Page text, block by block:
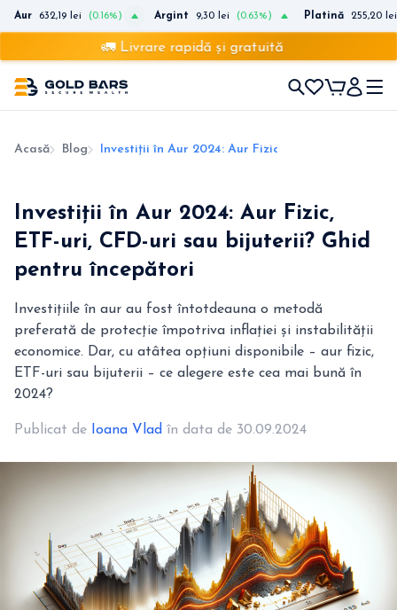
Aur 632,19 lei (0.16%) Argint 9,30 lei (0.63%) Platină 255,20 lei
🚛 Livrare rapidă și gratuită
Acasă Blog Investiții în Aur 2024: Aur Fizic, ETF-uri, CFD-uri
Investiții în Aur 2024: Aur Fizic,
ETF-uri, CFD-uri sau bijuterii? Ghid
pentru începători
Investițiile în aur au fost întotdeauna o metodă
preferată de protecție împotriva inflației și instabilității
economice. Dar, cu atâtea opțiuni disponibile – aur fizic,
ETF-uri sau bijuterii – ce alegere este cea mai bună în
2024?
Publicat de Ioana Vlad în data de 30.09.2024